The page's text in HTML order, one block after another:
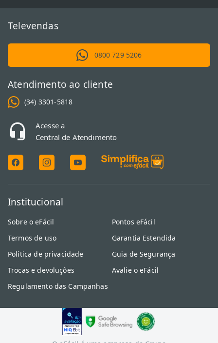
Televendas
0800 729 5206
Atendimento ao cliente
(34) 3301-5818
Acesse a
Central de Atendimento
Institucional
Sobre o eFácil
Termos de uso
Política de privacidade
Trocas e devoluções
Regulamento das Campanhas
Pontos eFácil
Garantia Estendida
Guia de Segurança
Avalie o eFácil